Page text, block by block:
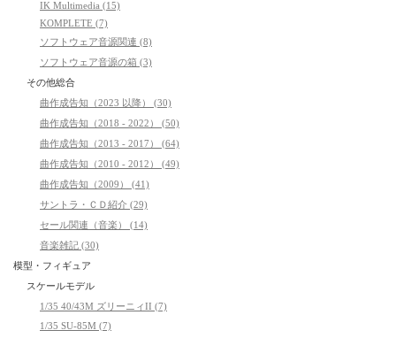
IK Multimedia (15)
KOMPLETE (7)
ソフトウェア音源関連 (8)
ソフトウェア音源の箱 (3)
その他総合
曲作成告知（2023 以降） (30)
曲作成告知（2018 - 2022） (50)
曲作成告知（2013 - 2017） (64)
曲作成告知（2010 - 2012） (49)
曲作成告知（2009） (41)
サントラ・ＣＤ紹介 (29)
セール関連（音楽） (14)
音楽雑記 (30)
模型・フィギュア
スケールモデル
1/35 40/43M ズリーニィII (7)
1/35 SU-85M (7)